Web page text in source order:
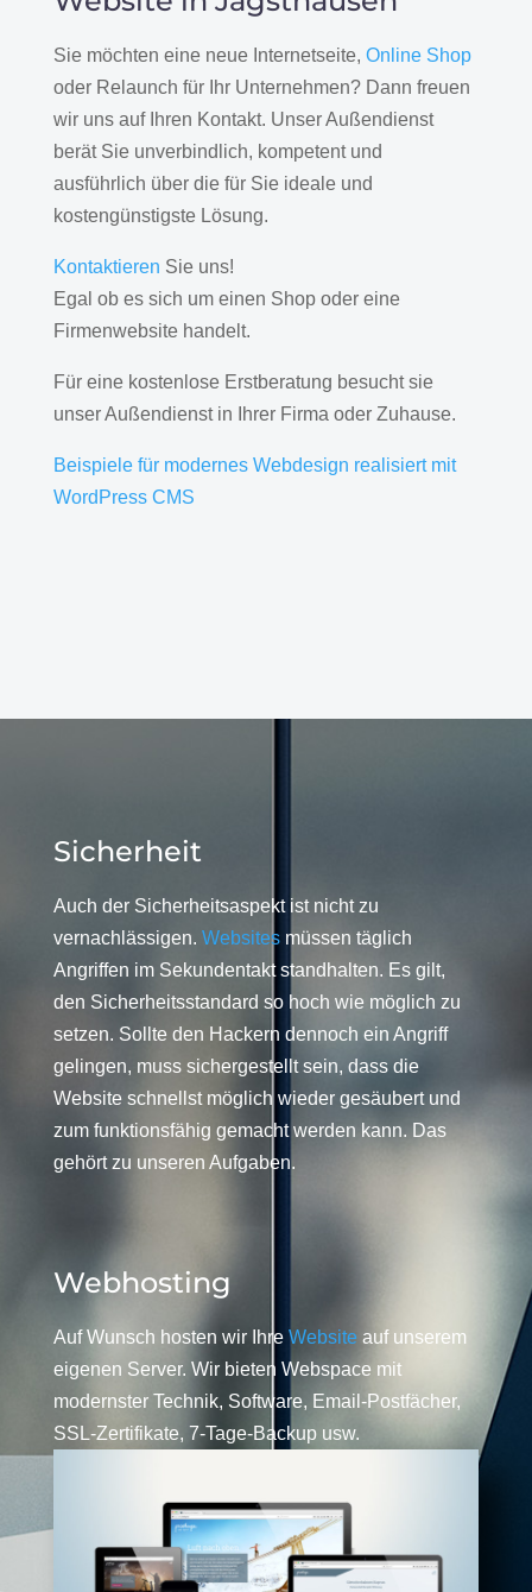
Sie möchten eine neue Internetseite, Online Shop
oder Relaunch für Ihr Unternehmen? Dann freuen
wir uns auf Ihren Kontakt. Unser Außendienst
berät Sie unverbindlich, kompetent und
ausführlich über die für Sie ideale und
kostengünstigste Lösung.
Kontaktieren Sie uns!
Egal ob es sich um einen Shop oder eine
Firmenwebsite handelt.
Für eine kostenlose Erstberatung besucht sie
unser Außendienst in Ihrer Firma oder Zuhause.
Beispiele für modernes Webdesign realisiert mit
WordPress CMS
Sicherheit
Auch der Sicherheitsaspekt ist nicht zu
vernachlässigen. Websitesmüssen täglich
Angriffen im Sekundentakt standhalten. Es gilt,
den Sicherheitsstandard so hoch wie möglich zu
setzen. Sollte den Hackern dennoch ein Angriff
gelingen, muss sichergestellt sein, dass die
Website schnellst möglich wieder gesäubert und
zum funktionsfähig gemacht werden kann. Das
gehört zu unseren Aufgaben.
Webhosting
Auf Wunsch hosten wir Ihre Website auf unserem
eigenen Server. Wir bieten Webspace mit
modernster Technik, Software, Email-Postfächer,
SSL-Zertifikate, 7-Tage-Backup usw.